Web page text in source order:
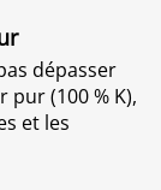
dépasser
(100 % K),
et les